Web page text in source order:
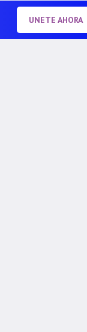
UNETE AHORA